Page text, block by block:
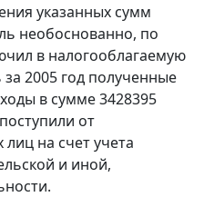
указанных сумм
необоснованно, по
в налогооблагаемую
2005 год полученные
в сумме 3428395
от
на счет учета
и иной,